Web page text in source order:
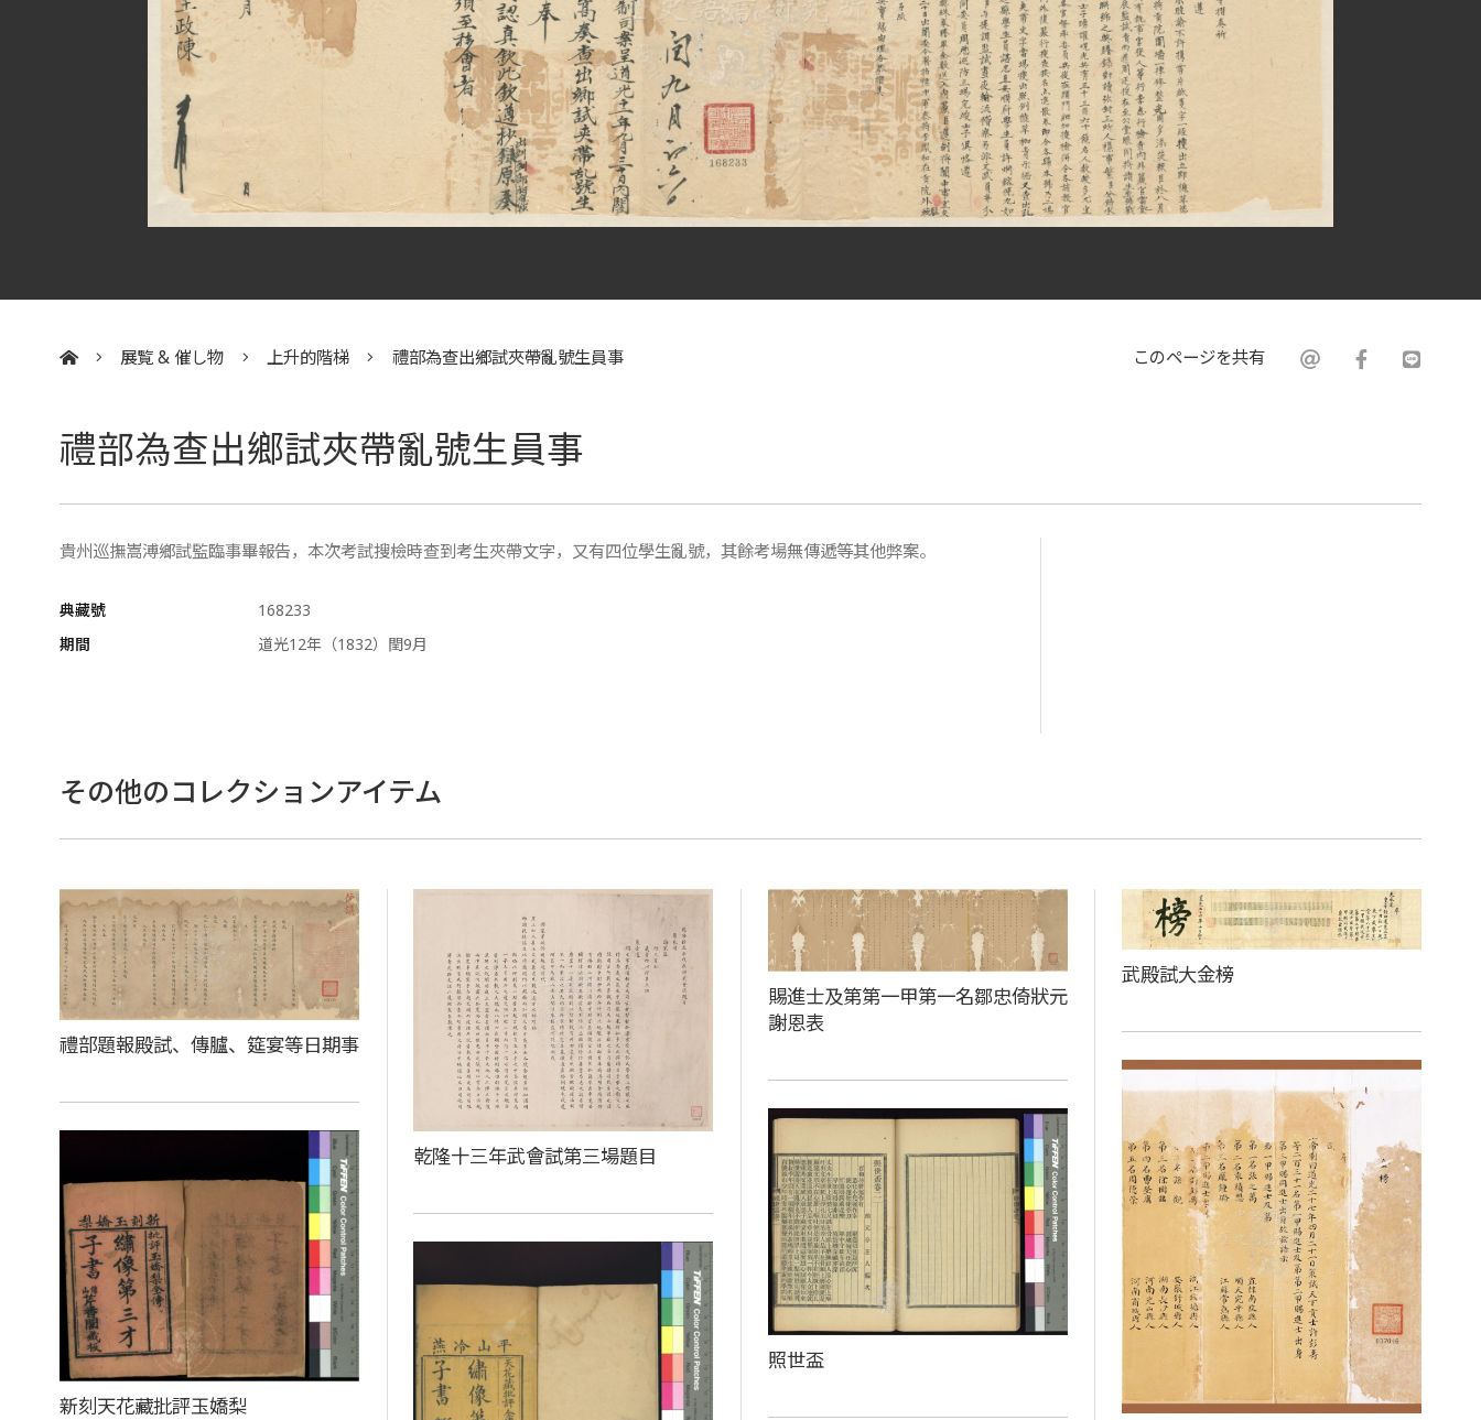
展覧 & 催し物 上升的階梯 禮部為查出鄉試夾帶亂號生員事 このページを共有
禮部為查出鄉試夾帶亂號生員事
貴州巡撫嵩溥鄉試監臨事畢報告，本次考試搜檢時查到考生夾帶文字，又有四位學生亂號，其餘考場無傳遞等其他弊案。
典藏號
168233
期間
道光12年（1832）閏9月
その他のコレクションアイテム
禮部題報殿試、傳臚、筵宴等日期事
乾隆十三年武會試第三場題目
賜進士及第第一甲第一名鄒忠倚狀元
謝恩表
武殿試大金榜
照世盃
新刻天花藏批評玉嬌梨